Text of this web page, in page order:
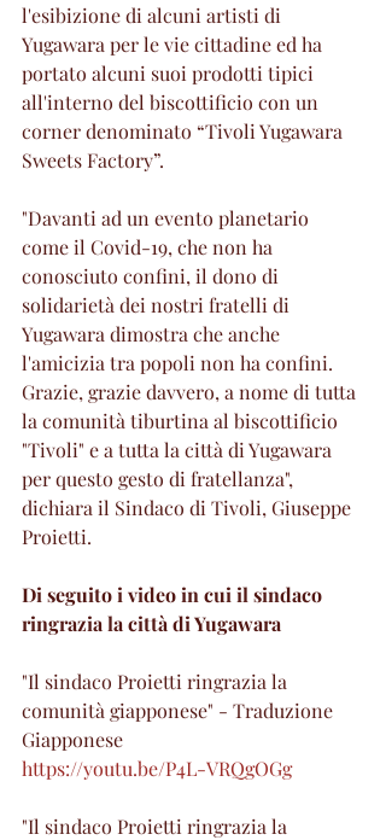
l'esibizione di alcuni artisti di
Yugawara per le vie cittadine ed ha
portato alcuni suoi prodotti tipici
all'interno del biscottificio con un
corner denominato “Tivoli Yugawara
Sweets Factory”.
"Davanti ad un evento planetario
come il Covid-19, che non ha
conosciuto confini, il dono di
solidarietà dei nostri fratelli di
Yugawara dimostra che anche
l'amicizia tra popoli non ha confini.
Grazie, grazie davvero, a nome di tutta
la comunità tiburtina al biscottificio
"Tivoli" e a tutta la città di Yugawara
per questo gesto di fratellanza",
dichiara il Sindaco di Tivoli, Giuseppe
Proietti.
Di seguito i video in cui il sindaco
ringrazia la città di Yugawara
"Il sindaco Proietti ringrazia la
comunità giapponese" - Traduzione
Giapponese
https://youtu.be/P4L-VRQgOGg
"Il sindaco Proietti ringrazia la